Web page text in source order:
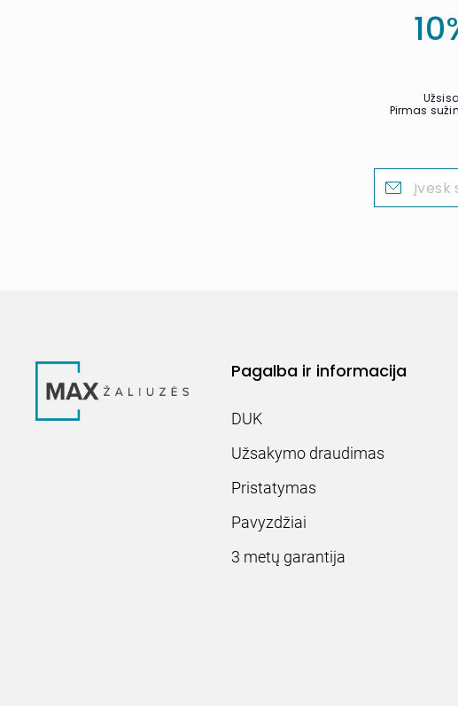
Pirmas
Pagalba ir informacija
DUK
Užsakymo draudimas
Pristatymas
Pavyzdžiai
3 metų garantija